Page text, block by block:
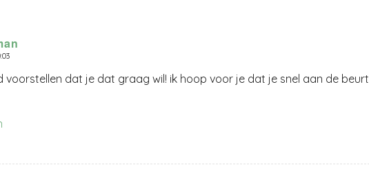
voorstellen dat je dat graag wil! ik hoop voor je dat je snel aan de beurt